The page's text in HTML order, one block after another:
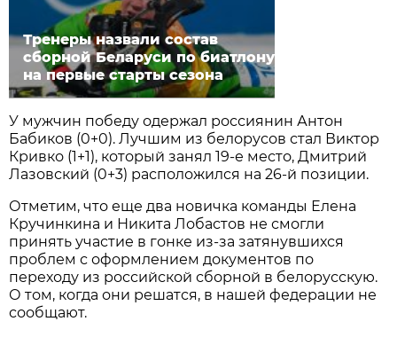
Тренеры назвали состав
сборной Беларуси по биатлону
на первые старты сезона
У мужчин победу одержал россиянин Антон
Бабиков (0+0). Лучшим из белорусов стал Виктор
Кривко (1+1), который занял 19-е место, Дмитрий
Лазовский (0+3) расположился на 26-й позиции.
Отметим, что еще два новичка команды Елена
Кручинкина и Никита Лобастов не смогли
принять участие в гонке из-за затянувшихся
проблем с оформлением документов по
переходу из российской сборной в белорусскую.
О том, когда они решатся, в нашей федерации не
сообщают.